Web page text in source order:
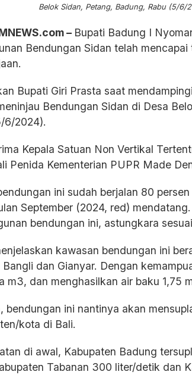
Belok Sidan, Petang, Badung, Rabu (5/
– Bupati Badung I
Bendungan Sidan telah
Bupati Giri Prasta saat
Bendungan Sidan di Desa
6/2024).
Kepala Satuan Non Vertikal
Penida Kementerian PUPR Made
ini sudah berjalan 80
September (2024, red)
bendungan ini, astungkara
kawasan bendungan ini
dan Gianyar. Dengan
m3, dan menghasilkan air baku 1,75
bendungan ini nantinya akan
kota di Bali.
di awal, Kabupaten Badung
Tabanan 300 liter/detik dan